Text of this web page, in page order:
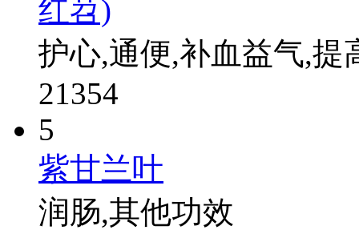
红苕)
护心,通便,补血益气,提
21354
5
紫甘兰叶
润肠,其他功效